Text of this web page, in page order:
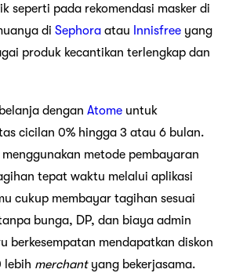
seperti pada rekomendasi masker di
di Sephora atau Innisfree yang
produk kecantikan terlengkap dan
dengan Atome untuk
cicilan 0% hingga 3 atau 6 bulan.
menggunakan metode pembayaran
tepat waktu melalui aplikasi
cukup membayar tagihan sesuai
bunga, DP, dan biaya admin
berkesempatan mendapatkan diskon
lebih merchant yang bekerjasama.